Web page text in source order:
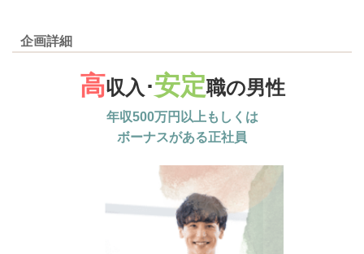
企画詳細
高収入･安定職の男性
年収500万円以上もしくは
ボーナスがある正社員